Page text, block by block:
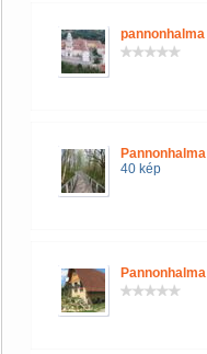
pannonhalma
Pannonhalma
40 kép
Pannonhalma